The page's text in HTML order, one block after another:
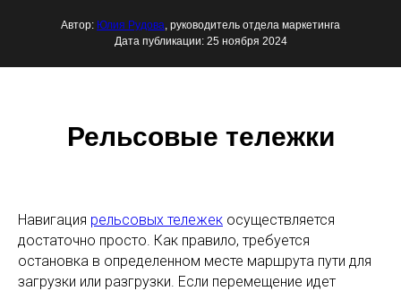
Автор: Юлия Рудова , руководитель отдела маркетинга
Дата публикации: 25 ноября 2024
Рельсовые тележки
Навигация рельсовых тележек осуществляется
достаточно просто. Как правило, требуется
остановка в определенном месте маршрута пути для
загрузки или разгрузки. Если перемещение идет